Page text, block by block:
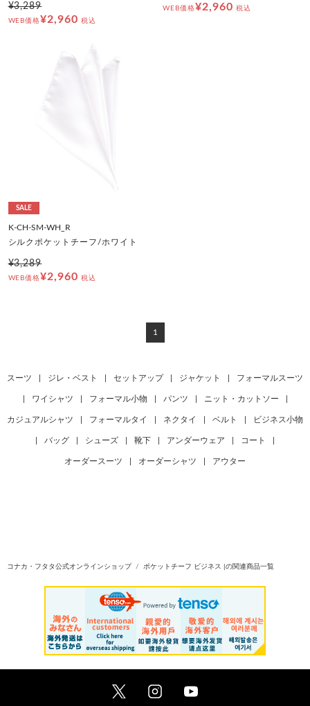
¥3,289
WEB価格¥2,960 税込
WEB価格¥2,960 税込
SALE
K-CH-SM-WH_R
シルクポケットチーフ/ホワイト
¥3,289
WEB価格¥2,960 税込
1
スーツ ジレ・ベスト セットアップ ジャケット フォーマルスーツ
ワイシャツ フォーマル小物 パンツ ニット・カットソー
カジュアルシャツ フォーマルタイ ネクタイ ベルト ビジネス小物
バッグ シューズ 靴下 アンダーウェア コート
オーダースーツ オーダーシャツ アウター
コナカ・フタタ公式オンラインショップ ポケットチーフ ビジネス |の関連商品一覧